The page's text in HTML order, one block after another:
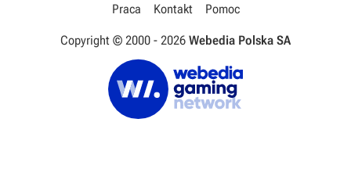
Praca
Kontakt Pomoc
Copyright © 2000 - 2026 Webedia Polska SA